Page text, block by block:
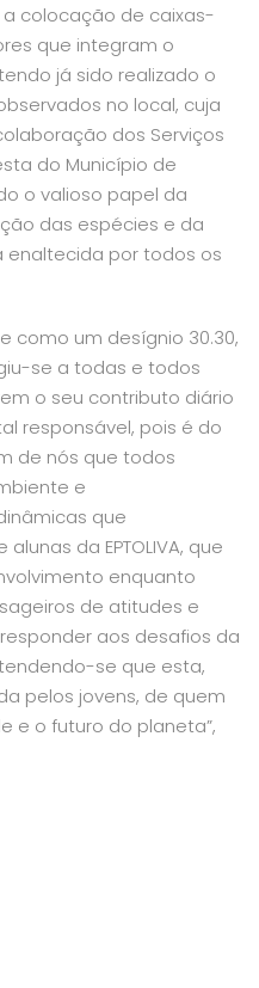
colocação de caixas-
que integram o
já sido realizado o
no local, cuja
dos Serviços
do Município de
o valioso papel da
das espécies e da
enaltecida por todos os
como um desígnio 30.30,
se a todas e todos
o seu contributo diário
responsável, pois é do
de nós que todos
e
que
da EPTOLIVA, que
enquanto
de atitudes e
aos desafios da
se que esta,
pelos jovens, de quem
e o futuro do planeta”,